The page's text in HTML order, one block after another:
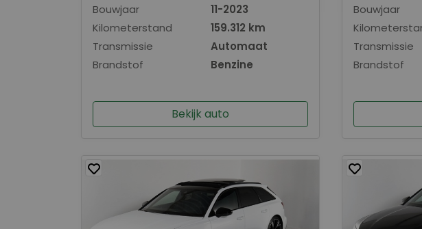
Bouwjaar
11-2023
Kilometerstand
159.312 km
Transmissie
Automaat
Brandstof
Benzine
Bekijk auto
Bouwjaar
Transmissie
Brandstof